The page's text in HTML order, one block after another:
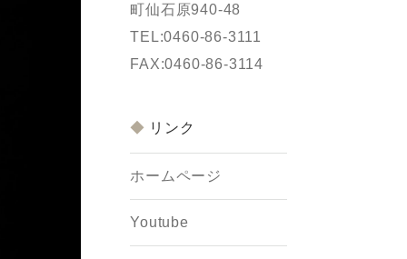
町仙石原940-48
TEL:0460-86-3111
FAX:0460-86-3114
リンク
ホームページ
Youtube